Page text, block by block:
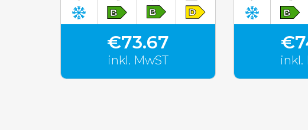
€73.67
inkl. MwST inkl.